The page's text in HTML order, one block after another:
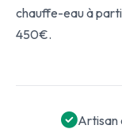
chauffe-eau à
450€.
Artisan